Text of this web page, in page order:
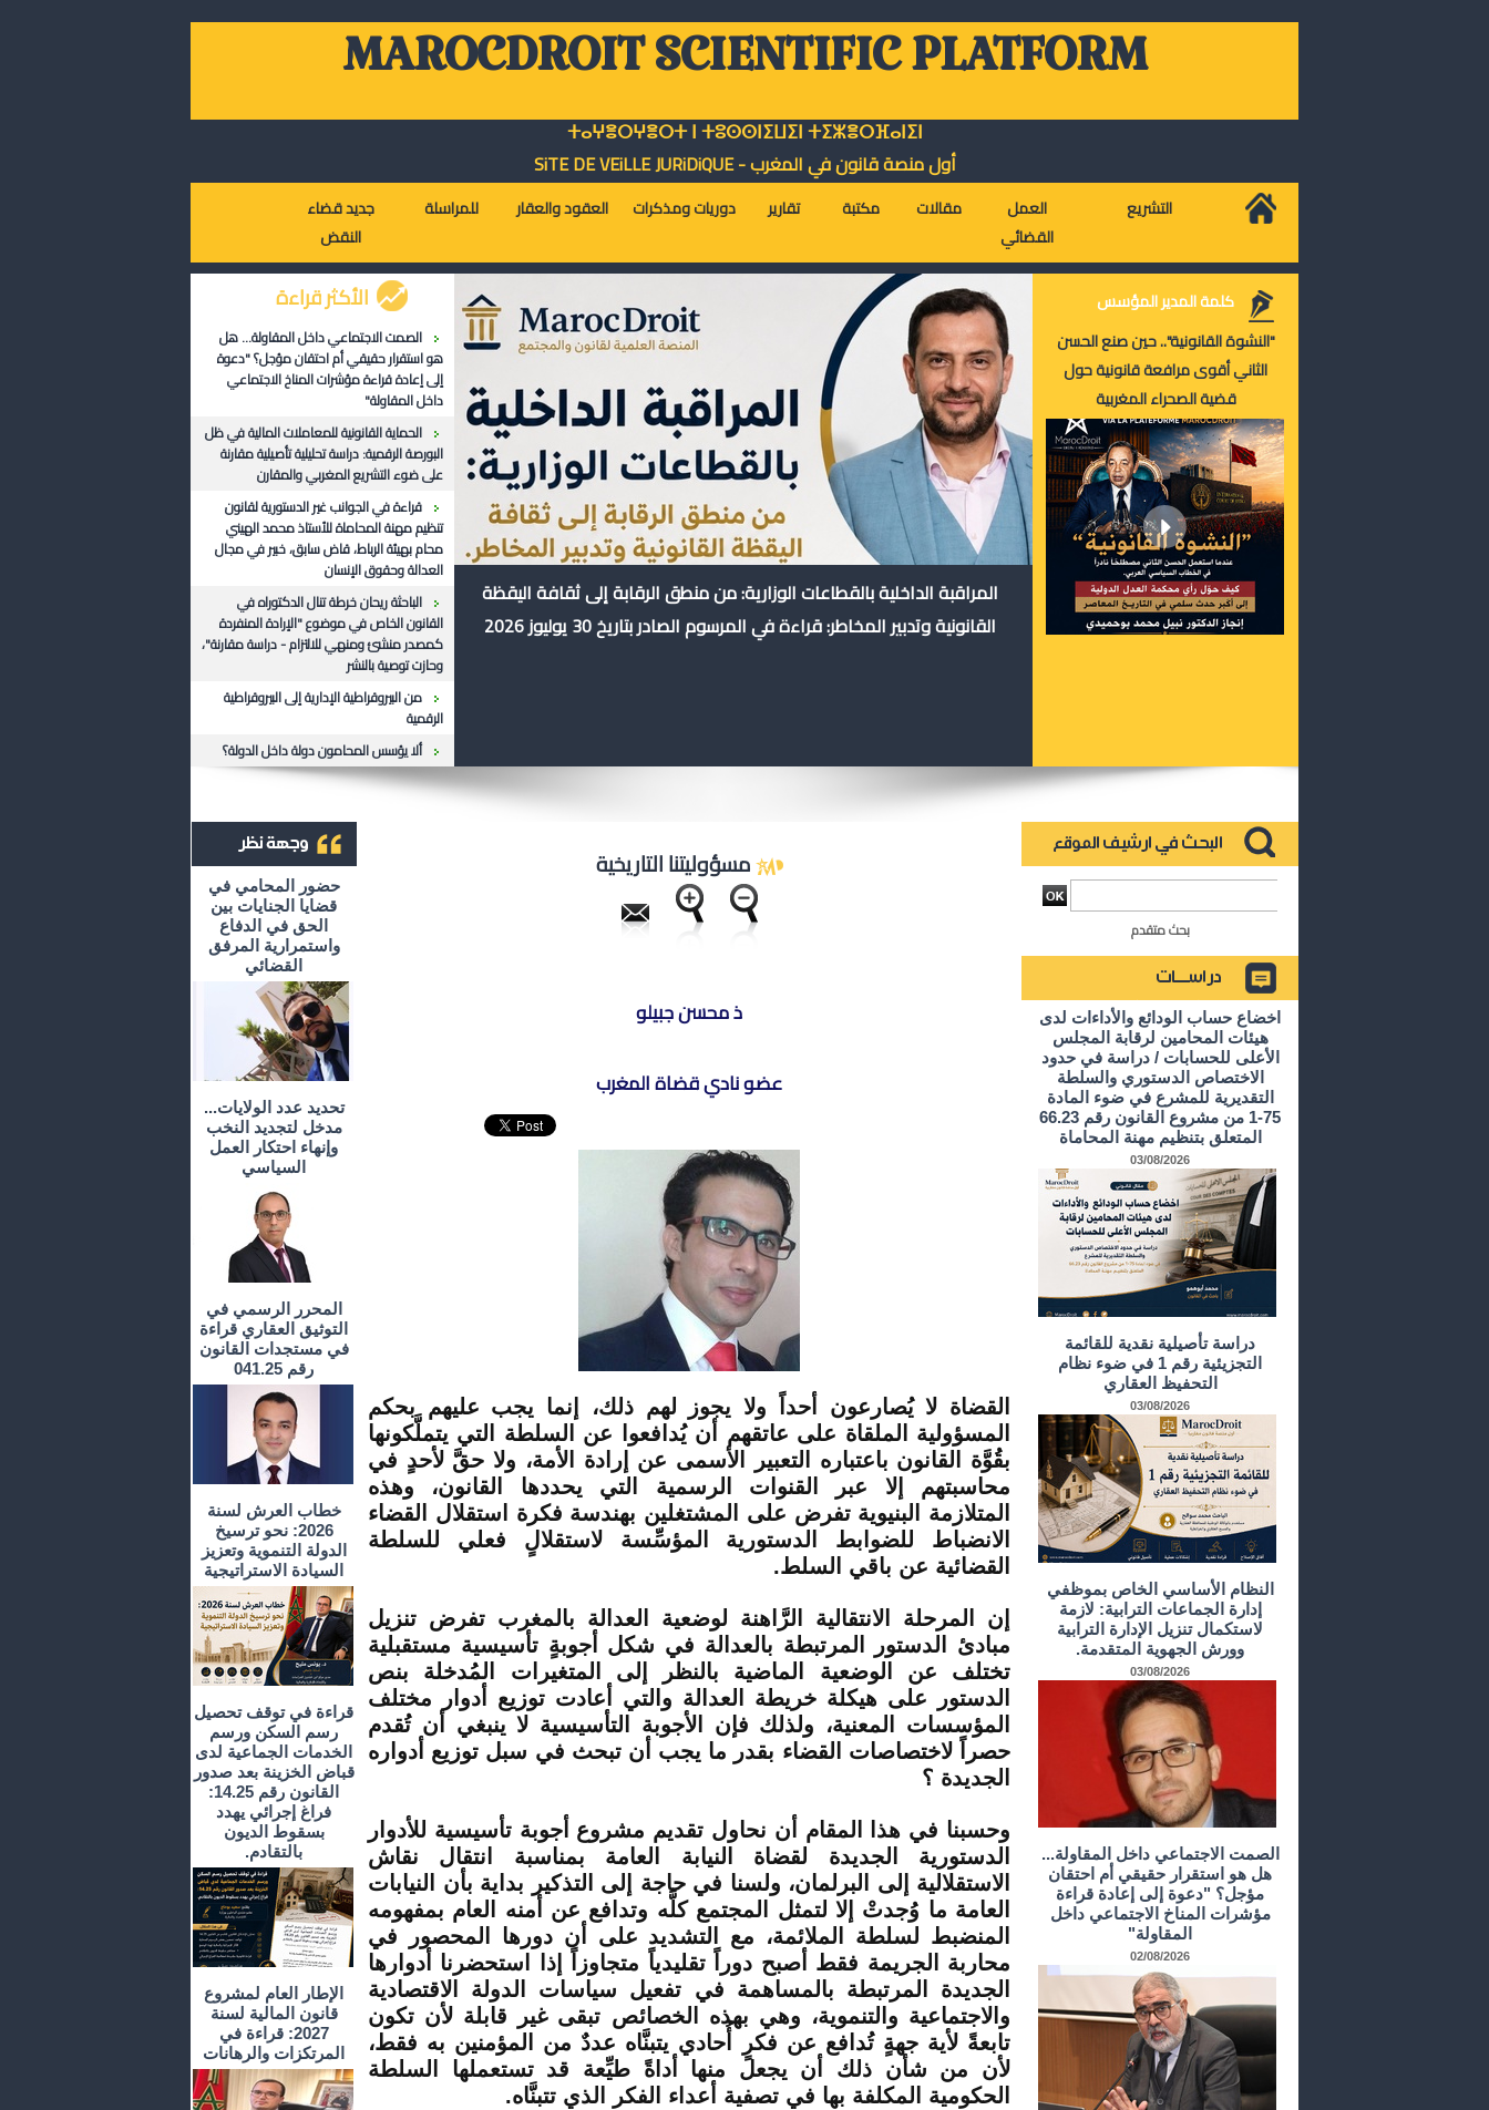
MAROCDROIT SCIENTIFIC PLATFORM
ⵜⴰⵖⴻⵔⵖⴻⵔⵜ ⵏ ⵜⵓⵙⵙⵏⵉⵡⵉⵏ ⵜⵉⵣⴻⵔⴼⴰⵏⵉⵏ
أول منصة قانون في المغرب - SiTE DE VEiLLE JURiDiQUE
جديد قضاء
النقض
للمراسلة العقود والعقار دوريات ومذكرات تقارير مكتبة مقالات
العمل
القضائي
التشريع
الأكثر قراءة
الصمت الاجتماعي داخل المقاولة... هل
هو استقرار حقيقي أم احتقان مؤجل؟ "دعوة
إلى إعادة قراءة مؤشرات المناخ الاجتماعي
داخل المقاولة"
الحماية القانونية للمعاملات المالية في ظل
البورصة الرقمية: دراسة تحليلية تأصيلية مقارنة
على ضوء التشريع المغربي والمقارن
قراءة في الجوانب غير الدستورية لقانون
تنظيم مهنة المحاماة للأستاذ محمد الهيني
محام بهيئة الرباط، قاض سابق، خبير في مجال
العدالة وحقوق الإنسان
الباحثة ريحان خرطة تنال الدكتوراه في
القانون الخاص في موضوع "الإرادة المنفردة
كمصدر منشئ ومنهي للالتزام - دراسة مقارنة"،
وحازت توصية بالنشر
من البيروقراطية الإدارية إلى البيروقراطية
الرقمية
ألا يؤسس المحامون دولة داخل الدولة؟
المراقبة الداخلية بالقطاعات الوزارية: من منطق الرقابة إلى ثقافة اليقظة
القانونية وتدبير المخاطر: قراءة في المرسوم الصادر بتاريخ 30 يوليوز 2026
كلمة المدير المؤسس
"النشوة القانونية".. حين صنع الحسن
الثاني أقوى مرافعة قانونية حول
قضية الصحراء المغربية
حضور المحامي في
قضايا الجنايات بين
الحق في الدفاع
واستمرارية المرفق
القضائي
تحديد عدد الولايات...
مدخل لتجديد النخب
وإنهاء احتكار العمل
السياسي
المحرر الرسمي في
التوثيق العقاري قراءة
في مستجدات القانون
رقم 041.25
خطاب العرش لسنة
2026: نحو ترسيخ
الدولة التنموية وتعزيز
السيادة الاستراتيجية
قراءة في توقف تحصيل
رسم السكن ورسم
الخدمات الجماعية لدى
قباض الخزينة بعد صدور
القانون رقم 14.25:
فراغ إجرائي يهدد
بسقوط الديون
بالتقادم.
الإطار العام لمشروع
قانون المالية لسنة
2027: قراءة في
المرتكزات والرهانات
مسؤوليتنا التاريخية
ذ محسن جبيلو
عضو نادي قضاة المغرب
القضاة لا يُصارعون أحداً ولا يجوز لهم ذلك، إنما يجب عليهم بحكم
المسؤولية الملقاة على عاتقهم أن يُدافعوا عن السلطة التي يتملَّكونها
بقُوَّة القانون باعتباره التعبير الأسمى عن إرادة الأمة، ولا حقَّ لأحدٍ في
محاسبتهم إلا عبر القنوات الرسمية التي يحددها القانون، وهذه
المتلازمة البنيوية تفرض على المشتغلين بهندسة فكرة استقلال القضاء
الانضباط للضوابط الدستورية المؤسِّسة لاستقلالٍ فعلي للسلطة
القضائية عن باقي السلط.
إن المرحلة الانتقالية الرَّاهنة لوضعية العدالة بالمغرب تفرض تنزيل
مبادئ الدستور المرتبطة بالعدالة في شكل أجوبةٍ تأسيسية مستقبلية
تختلف عن الوضعية الماضية بالنظر إلى المتغيرات المُدخلة بنص
الدستور على هيكلة خريطة العدالة والتي أعادت توزيع أدوار مختلف
المؤسسات المعنية، ولذلك فإن الأجوبة التأسيسية لا ينبغي أن تُقدم
حصراً لاختصاصات القضاء بقدر ما يجب أن تبحث في سبل توزيع أدواره
الجديدة ؟
وحسبنا في هذا المقام أن نحاول تقديم مشروع أجوبة تأسيسية للأدوار
الدستورية الجديدة لقضاة النيابة العامة بمناسبة انتقال نقاش
الاستقلالية إلى البرلمان، ولسنا في حاجة إلى التذكير بداية بأن النيابات
العامة ما وُجدتْ إلا لتمثل المجتمع كلَّه وتدافع عن أمنه العام بمفهومه
المنضبط لسلطة الملائمة، مع التشديد على أن دورها المحصور في
محاربة الجريمة فقط أصبح دوراً تقليدياً متجاوزاً إذا استحضرنا أدوارها
الجديدة المرتبطة بالمساهمة في تفعيل سياسات الدولة الاقتصادية
والاجتماعية والتنموية، وهي بهذه الخصائص تبقى غير قابلة لأن تكون
تابعةً لأية جهةٍ تُدافع عن فكرٍ أُحادي يتبنَّاه عددٌ من المؤمنين به فقط،
لأن من شأن ذلك أن يجعل منها أداةً طيِّعة قد تستعملها السلطة
الحكومية المكلفة بها في تصفية أعداء الفكر الذي تتبنَّاه.
بحث متقدم
اخضاع حساب الودائع والأداءات لدى
هيئات المحامين لرقابة المجلس
الأعلى للحسابات / دراسة في حدود
الاختصاص الدستوري والسلطة
التقديرية للمشرع في ضوء المادة
75-1 من مشروع القانون رقم 66.23
المتعلق بتنظيم مهنة المحاماة
03/08/2026
دراسة تأصيلية نقدية للقائمة
التجزيئية رقم 1 في ضوء نظام
التحفيظ العقاري
03/08/2026
النظام الأساسي الخاص بموظفي
إدارة الجماعات الترابية: لازمة
لاستكمال تنزيل الإدارة الترابية
وورش الجهوية المتقدمة.
03/08/2026
الصمت الاجتماعي داخل المقاولة...
هل هو استقرار حقيقي أم احتقان
مؤجل؟ "دعوة إلى إعادة قراءة
مؤشرات المناخ الاجتماعي داخل
المقاولة"
02/08/2026